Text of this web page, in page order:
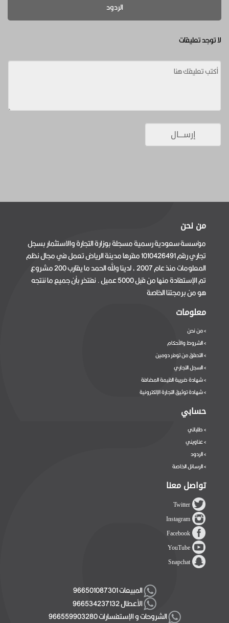
الردود
لا توجد تعليقات
من نحن
مؤسسة سعودية رسمية مسجلة بوزارة التجارة والاستثمار بسجل
تجاري رقم 1010426491 مقرها مدينة الرياض تعمل في مجال نظم
المعلومات منذ عام 2007 ، لدينا ولله الحمد ما يقارب 200 مشروع
تم الإستفادة منها من قبل 5000 عميل . نفتخر بأن جميع ما ننتجه
هو من برمجتنا الخاصة
معلومات
>من نحن
>الشروط والأحكام
>التحقق من توفر دومين
>السجل التجاري
>شهادة ضريبة القيمة المضافة
>شهادة توثيق التجارة الإلكترونية
حسابي
>طلباتي
>عناويني
>الردود
>الرسائل الخاصة
تواصل معنا
Twitter
Instagram
Facebook
YouTube
Snapchat
المبيعات 966501087301
الأعطال 966534237132
الشروحات و الإستفسارات 966559903280